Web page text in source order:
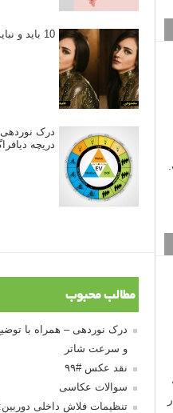
10 باید و نباید در روتوش عکس ها
دریچه
مطالب محبوب
و سرعت شاتر
نقد عکس #۹۹
سوالات عکاسی
تنظیمات فلاش داخلی